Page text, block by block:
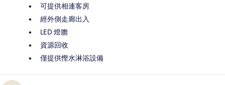
可提供相連客房
經外側走廊出入
LED 燈膽
資源回收
僅提供慳水淋浴設備